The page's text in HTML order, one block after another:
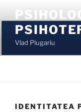
conținut
Vlad Plugariu
IDENTITATEA